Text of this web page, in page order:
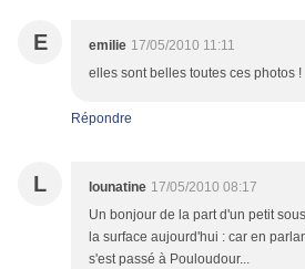
E emilie 17/05/2010 11:11
elles sont belles toutes ces photos !
Répondre
L lounatine 17/05/2010 08:17
Un bonjour de la part d'un petit
la surface aujourd'hui : car en
s'est passé à Pouloudour...